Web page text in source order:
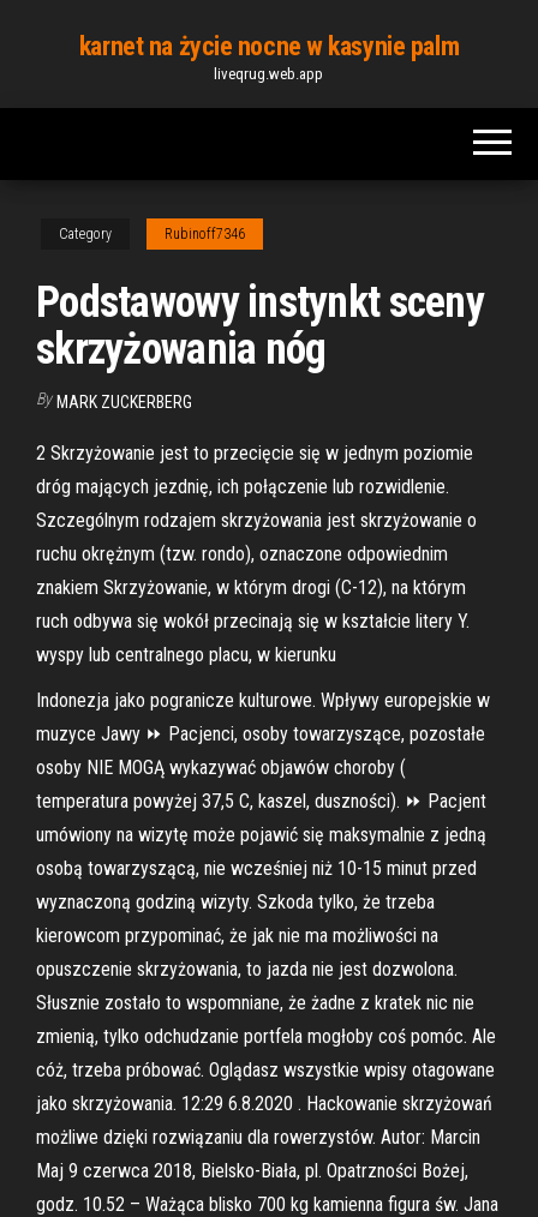
content
karnet na życie nocne w kasynie palm
liveqrug.web.app
Category Rubinoff7346
Podstawowy instynkt sceny
skrzyżowania nóg
By MARK ZUCKERBERG
2 Skrzyżowanie jest to przecięcie się w jednym poziomie
dróg mających jezdnię, ich połączenie lub rozwidlenie.
Szczególnym rodzajem skrzyżowania jest skrzyżowanie o
ruchu okrężnym (tzw. rondo), oznaczone odpowiednim
znakiem Skrzyżowanie, w którym drogi (C-12), na którym
ruch odbywa się wokół przecinają się w kształcie litery Y.
wyspy lub centralnego placu, w kierunku
Indonezja jako pogranicze kulturowe. Wpływy europejskie w
muzyce Jawy ⏩ Pacjenci, osoby towarzyszące, pozostałe
osoby NIE MOGĄ wykazywać objawów choroby (
temperatura powyżej 37,5 C, kaszel, duszności). ⏩ Pacjent
umówiony na wizytę może pojawić się maksymalnie z jedną
osobą towarzyszącą, nie wcześniej niż 10-15 minut przed
wyznaczoną godziną wizyty. Szkoda tylko, że trzeba
kierowcom przypominać, że jak nie ma możliwości na
opuszczenie skrzyżowania, to jazda nie jest dozwolona.
Słusznie zostało to wspomniane, że żadne z kratek nic nie
zmienią, tylko odchudzanie portfela mogłoby coś pomóc. Ale
cóż, trzeba próbować. Oglądasz wszystkie wpisy otagowane
jako skrzyżowania. 12:29 6.8.2020 . Hackowanie skrzyżowań
możliwe dzięki rozwiązaniu dla rowerzystów. Autor: Marcin
Maj 9 czerwca 2018, Bielsko-Biała, pl. Opatrzności Bożej,
godz. 10.52 – Ważąca blisko 700 kg kamienna figura św. Jana